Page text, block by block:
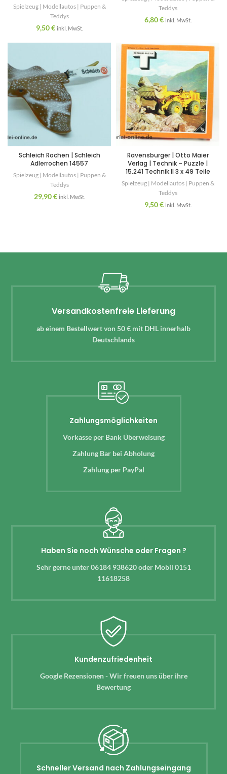
Spielzeug | Modellautos | Puppen &
Teddys
9,50€ inkl. MwSt.
Teddys
6,80€ inkl. MwSt.
Schleich Rochen | Schleich
Adlerrochen 14557
Spielzeug | Modellautos | Puppen &
Teddys
29,90€ inkl. MwSt.
Ravensburger | Otto Maier
Verlag | Technik – Puzzle |
15.241 Technik II 3 x 49 Teile
Spielzeug | Modellautos | Puppen &
Teddys
9,50€ inkl. MwSt.
Versandkostenfreie Lieferung
ab einem Bestellwert von 50 € mit DHL innerhalb
Deutschlands
Zahlungsmöglichkeiten
Vorkasse per Bank Überweisung
Zahlung Bar bei Abholung
Zahlung per PayPal
Haben Sie noch Wünsche oder Fragen ?
Sehr gerne unter 06184 938620 oder Mobil 0151
11618258
Kundenzufriedenheit
Google Rezensionen - Wir freuen uns über ihre
Bewertung
Schneller Versand nach Zahlungseingang